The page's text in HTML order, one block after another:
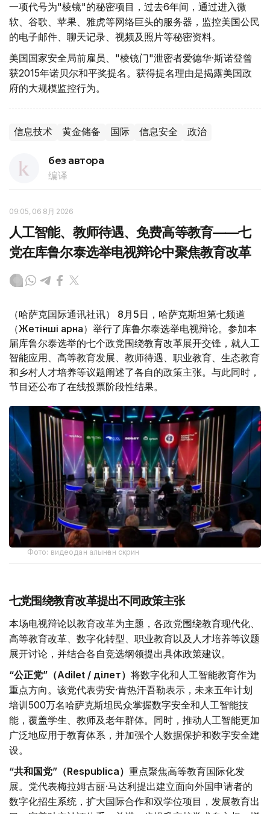
一项代号为"棱镜"的秘密项目，过去6年间，通过进入微
软、谷歌、苹果、雅虎等网络巨头的服务器，监控美国公民
的电子邮件、聊天记录、视频及照片等秘密资料。
美国国家安全局前雇员、"棱镜门"泄密者爱德华·斯诺登曾
获2015年诺贝尔和平奖提名。获得提名理由是揭露美国政
府的大规模监控行为。
信息技术 黄金储备 国际 信息安全 政治
без автора
编译
09:05, 06 8月 2026
人工智能、教师待遇、免费高等教育——七
党在库鲁尔泰选举电视辩论中聚焦教育改革
（哈萨克国际通讯社讯） 8月5日，哈萨克斯坦第七频道
（Жетінші арна）举行了库鲁尔泰选举电视辩论。参加本
届库鲁尔泰选举的七个政党围绕教育改革展开交锋，就人工
智能应用、高等教育发展、教师待遇、职业教育、生态教育
和乡村人才培养等议题阐述了各自的政策主张。与此同时，
节目还公布了在线投票阶段性结果。
Фото: видеодан алынған скрин
七党围绕教育改革提出不同政策主张
本场电视辩论以教育改革为主题，各政党围绕教育现代化、
高等教育改革、数字化转型、职业教育以及人才培养等议题
展开讨论，并结合各自竞选纲领提出具体政策建议。
“公正党”（Adilet / Әділет） 将数字化和人工智能教育作为
重点方向。该党代表劳安·肯热汗吾勒表示，未来五年计划
培训500万名哈萨克斯坦民众掌握数字安全和人工智能技
能，覆盖学生、教师及老年群体。同时，推动人工智能更加
广泛地应用于教育体系，并加强个人数据保护和数字安全建
设。
“共和国党”（Respublica） 重点聚焦高等教育国际化发
展。党代表梅拉姆古丽·马达利提出建立面向外国申请者的
数字化招生系统，扩大国际合作和双学位项目，发展教育出